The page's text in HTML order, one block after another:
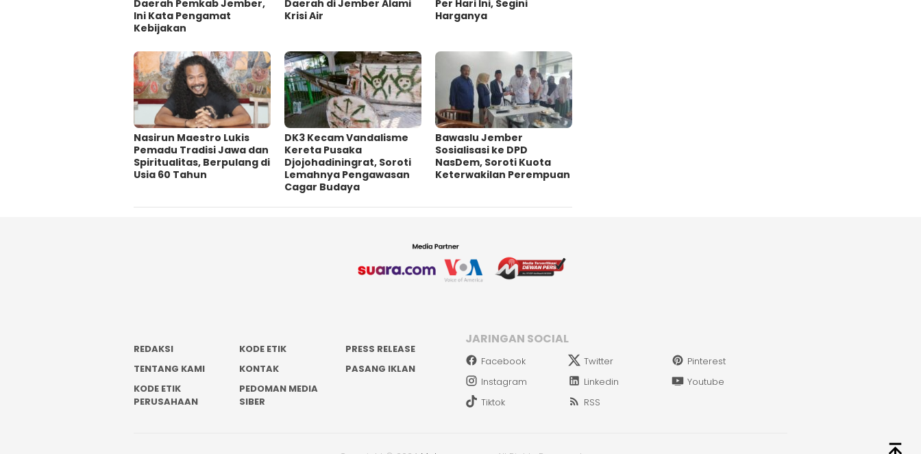
Daerah Pemkab Jember,
Ini Kata Pengamat
Kebijakan ‎
Daerah di Jember Alami
Krisi Air
Per Hari Ini, Segini
Harganya
‎Nasirun Maestro Lukis
Pemadu Tradisi Jawa dan
Spiritualitas, Berpulang di
Usia 60 Tahun
DK3 Kecam Vandalisme
Kereta Pusaka
Djojohadiningrat, Soroti
Lemahnya Pengawasan
Cagar Budaya
Bawaslu Jember
Sosialisasi ke DPD
NasDem, Soroti Kuota
Keterwakilan Perempuan
REDAKSI KODE ETIK
PRESS RELEASE
TENTANG KAMI
KONTAK
PASANG IKLAN
KODE ETIK
PERUSAHAAN
PEDOMAN MEDIA
SIBER
JARINGAN SOCIAL
Facebook Twitter
Pinterest
Instagram
Linkedin
Youtube
Tiktok
RSS